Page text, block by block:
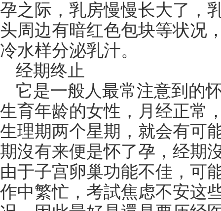
孕之际，乳房慢慢长大了，
头周边有暗红色包块等状况
冷水样分泌乳汁。
经期终止
它是一般人最常注意到的
生育年龄的女性，月经正常
生理期两个星期，就会有可
期沒有来便是怀了孕，经期
由于子宫卵巢功能不佳，可
作中繁忙，考試焦虑不安这